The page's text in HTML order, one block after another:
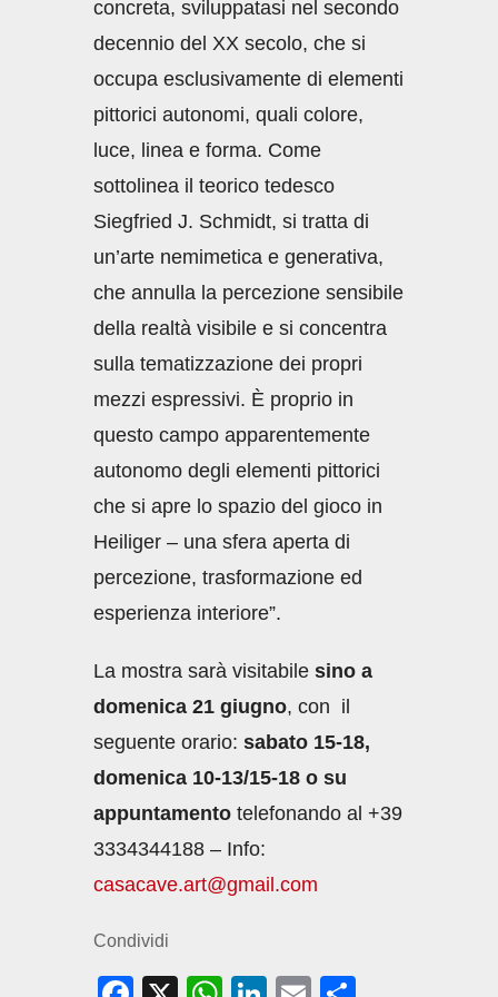
concreta, sviluppatasi nel secondo
decennio del XX secolo, che si
occupa esclusivamente di elementi
pittorici autonomi, quali colore,
luce, linea e forma. Come
sottolinea il teorico tedesco
Siegfried J. Schmidt, si tratta di
un’arte nemimetica e generativa,
che annulla la percezione sensibile
della realtà visibile e si concentra
sulla tematizzazione dei propri
mezzi espressivi. È proprio in
questo campo apparentemente
autonomo degli elementi pittorici
che si apre lo spazio del gioco in
Heiliger – una sfera aperta di
percezione, trasformazione ed
esperienza interiore”.
La mostra sarà visitabile sino a
domenica 21 giugno, con il
seguente orario: sabato 15-18,
domenica 10-13/15-18 o su
appuntamento telefonando al +39
3334344188 – Info:
casacave.art@gmail.com
Condividi